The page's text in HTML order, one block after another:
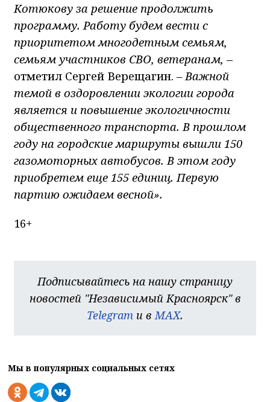
Котюкову за решение продолжить
программу. Работу будем вести с
приоритетом многодетным семьям,
семьям участников СВО, ветеранам, –
отметил Сергей Верещагин. – Важной
темой в оздоровлении экологии города
является и повышение экологичности
общественного транспорта. В прошлом
году на городские маршруты вышли 150
газомоторных автобусов. В этом году
приобретем еще 155 единиц. Первую
партию ожидаем весной».​​
16+
Подписывайтесь на нашу страницу
новостей "Независимый Красноярск" в
Telegram и вMAX.
Мы в популярных социальных сетях